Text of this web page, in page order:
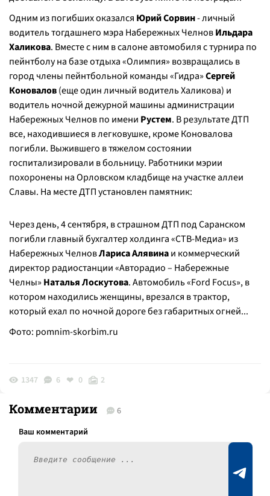
Одним из погибших оказался Юрий Сорвин- личный
водитель тогдашнего мэра Набережных ЧелновИльдара
Халикова. Вместе с ним в салоне автомобиля с турнира по
пейнтболу на базе отдыха «Олимпия» возвращались в
город члены пейнтбольной команды «Гидра»Сергей
Коновалов(еще один личный водитель Халикова) и
водитель ночной дежурной машины администрации
Набережных Челнов по имени Рустем. В результате ДТП
все, находившиеся в легковушке, кроме Коновалова
погибли. Выжившего в тяжелом состоянии
госпитализировали в больницу. Работники мэрии
похоронены на Орловском кладбище на участке аллеи
Славы. На месте ДТП установлен памятник:
Через день, 4 сентября, в страшном ДТП под Саранском
погибли главный бухгалтер холдинга «СТВ-Медиа» из
Набережных ЧелновЛариса Алявинаи коммерческий
директор радиостанции «Авторадио – Набережные
Челны» Наталья Лоскутова. Автомобиль «Ford Foсus», в
котором находились женщины, врезался в трактор,
который ехал по ночной дороге без габаритных огней...
Фото: pomnim-skorbim.ru
1347 6 0 2
Комментарии 6